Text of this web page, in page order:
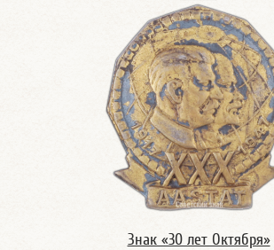
Знак «30 лет Октября»